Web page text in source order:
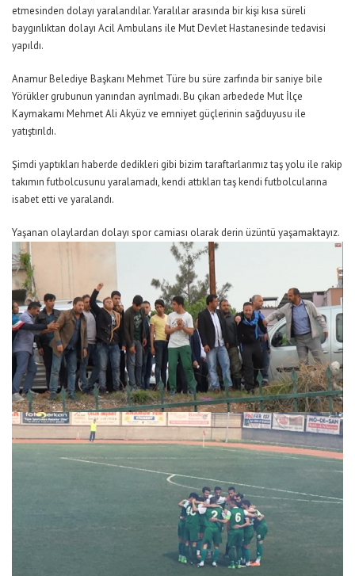
etmesinden dolayı yaralandılar. Yaralılar arasında bir kişi kısa süreli
baygınlıktan dolayı Acil Ambulans ile Mut Devlet Hastanesinde tedavisi
yapıldı.
Anamur Belediye Başkanı Mehmet Türe bu süre zarfında bir saniye bile
Yörükler grubunun yanından ayrılmadı. Bu çıkan arbedede Mut İlçe
Kaymakamı Mehmet Ali Akyüz ve emniyet güçlerinin sağduyusu ile
yatıştırıldı.
Şimdi yaptıkları haberde dedikleri gibi bizim taraftarlarımız taş yolu ile rakip
takımın futbolcusunu yaralamadı, kendi attıkları taş kendi futbolcularına
isabet etti ve yaralandı.
Yaşanan olaylardan dolayı spor camiası olarak derin üzüntü yaşamaktayız.